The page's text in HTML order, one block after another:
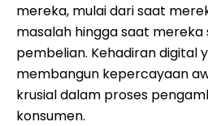
mereka, mulai dari saat
masalah hingga saat mereka
pembelian. Kehadiran digital
membangun kepercayaan
krusial dalam proses
konsumen.